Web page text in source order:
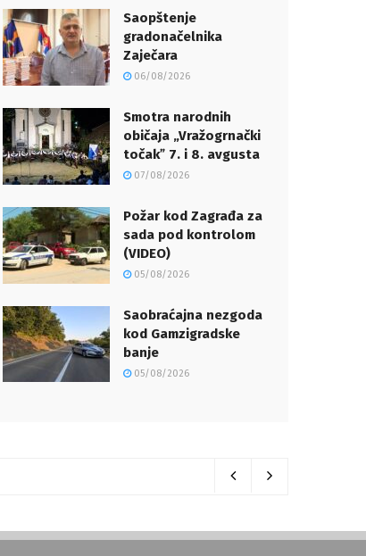
Saopštenje
gradonačelnika
Zaječara
06/08/2026
Smotra narodnih
običaja „Vražogrnački
točakˮ 7. i 8. avgusta
07/08/2026
Požar kod Zagrađa za
sada pod kontrolom
(VIDEO)
05/08/2026
Saobraćajna nezgoda
kod Gamzigradske
banje
05/08/2026